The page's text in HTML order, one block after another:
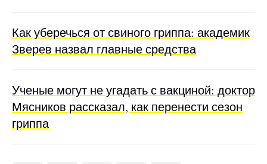
Как уберечься от свиного гриппа: академик
Зверев назвал главные средства
Ученые могут не угадать с вакциной: доктор
Мясников рассказал, как перенести сезон
гриппа